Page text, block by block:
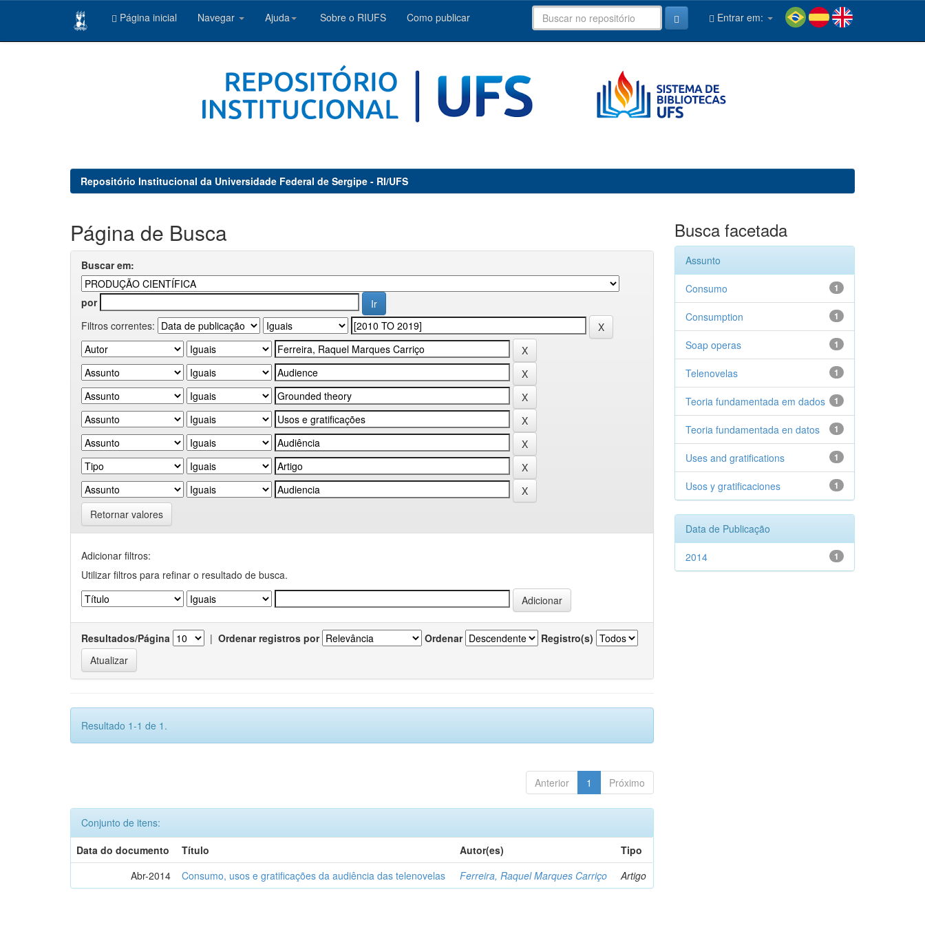
Página inicial Navegar Ajuda Sobre o RIUFS Como publicar Entrar em:
Repositório Institucional da Universidade Federal de Sergipe - RI/UFS
Página de Busca
Buscar em:
por
Filtros correntes:
Retornar valores
Adicionar filtros:
Utilizar filtros para refinar o resultado de busca.
Resultados/Página | Ordenar registros por Ordenar Registro(s)
Resultado 1-1 de 1.
Anterior 1 Próximo
Conjunto de itens:
Data do documento
Título Autor(es)
Tipo
Abr-2014
Consumo, usos e gratificações da audiência das telenovelas Ferreira, Raquel Marques Carriço Artigo
Busca facetada
Assunto
1
Consumo
1
Consumption
1
Soap operas
1
Telenovelas
1
Teoria fundamentada em dados
1
Teoria fundamentada en datos
1
Uses and gratifications
1
Usos y gratificaciones
Data de Publicação
1
2014